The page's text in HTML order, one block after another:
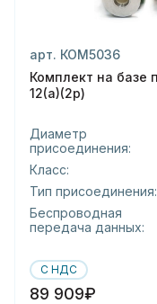
арт. КОМ5036
Комплект на базе
12(а)(2р)
Диаметр
присоединения:
Класс:
Тип присоединения:
Беспроводная
передача данных:
С НДС
89 909₽